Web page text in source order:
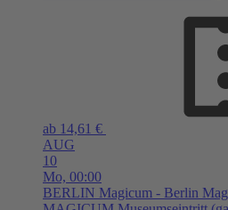
ab 14,61 €
AUG
10
Mo, 00:00
BERLIN Magicum - Berlin